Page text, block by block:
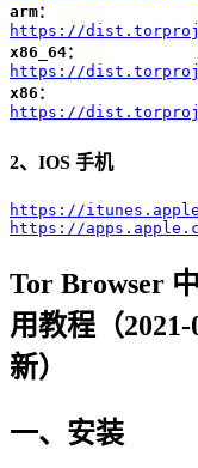
arm：
https://
x86_64：
https://
x86：
https://
2、IOS 手机
https://
https://
Tor Browser
用教程（
新）
一、安装